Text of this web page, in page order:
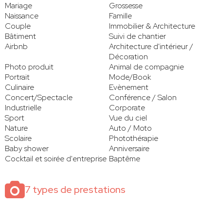
Mariage
Grossesse
Naissance
Famille
Couple
Immobilier & Architecture
Bâtiment
Suivi de chantier
Airbnb
Architecture d'intérieur /
Décoration
Photo produit
Animal de compagnie
Portrait
Mode/Book
Culinaire
Evènement
Concert/Spectacle
Conférence / Salon
Industrielle
Corporate
Sport
Vue du ciel
Nature
Auto / Moto
Scolaire
Photothérapie
Baby shower
Anniversaire
Cocktail et soirée d'entreprise Baptême
7 types de prestations